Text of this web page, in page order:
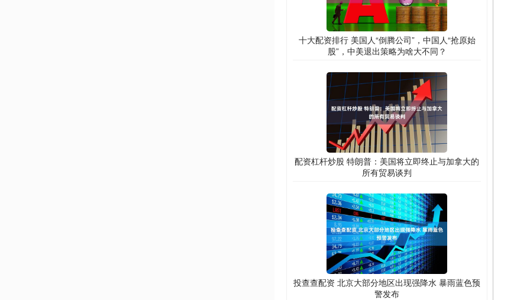
十大配资排行 美国人“倒腾公司”，中国人“抢原始
股”，中美退出策略为啥大不同？
配资杠杆炒股 特朗普：美国将立即终止与加拿大的
所有贸易谈判
投查查配资 北京大部分地区出现强降水 暴雨蓝色预
警发布